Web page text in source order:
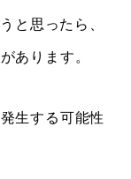
と思ったら、
あります。
生する可能性